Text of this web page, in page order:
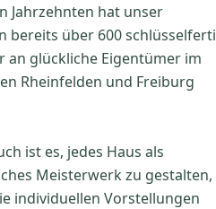
Jahrzehnten hat unser
bereits über 600
an glückliche Eigentümer im
Rheinfelden und Freiburg
ist es, jedes Haus als
Meisterwerk zu gestalten,
individuellen Vorstellungen